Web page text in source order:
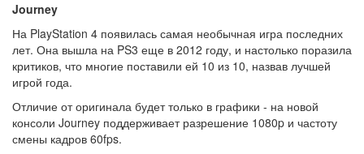
Journey
На PlayStation 4 появилась самая необычная игра последних
лет. Она вышла на PS3 еще в 2012 году, и настолько поразила
критиков, что многие поставили ей 10 из 10, назвав лучшей
игрой года.
Отличие от оригинала будет только в графики - на новой
консоли Journey поддерживает разрешение 1080p и частоту
смены кадров 60fps.